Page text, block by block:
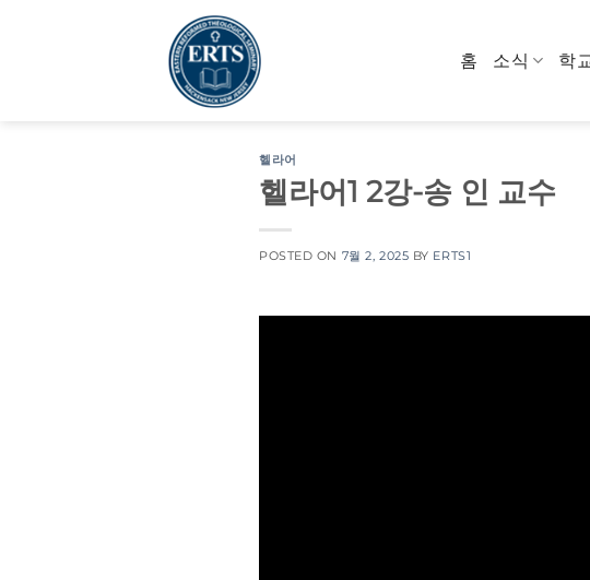
홈 소식 학
헬라어
헬라어1 2강-송 인 교수
POSTED ON 7월 2, 2025 BY ERTS1